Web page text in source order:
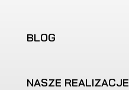
BLOG
NASZE REALIZACJE